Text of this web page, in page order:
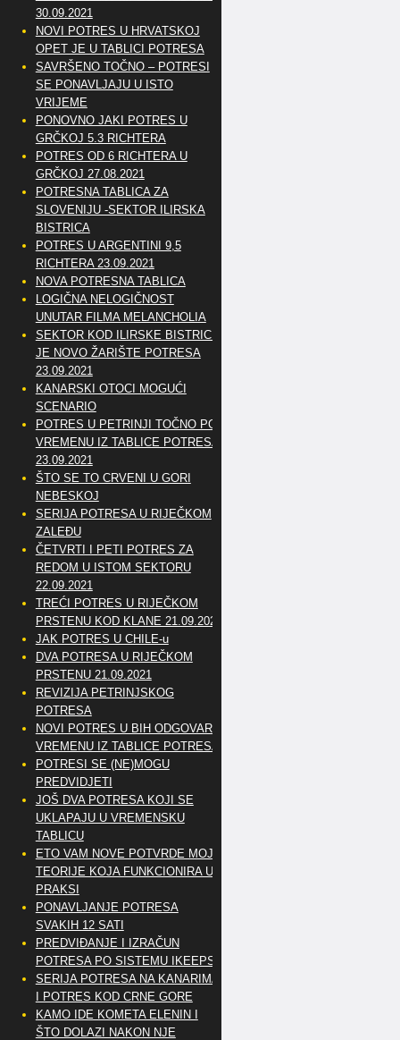
30.09.2021
NOVI POTRES U HRVATSKOJ
OPET JE U TABLICI POTRESA
SAVRŠENO TOČNO – POTRESI
SE PONAVLJAJU U ISTO
VRIJEME
PONOVNO JAKI POTRES U
GRČKOJ 5.3 RICHTERA
POTRES OD 6 RICHTERA U
GRČKOJ 27.08.2021
POTRESNA TABLICA ZA
SLOVENIJU -SEKTOR ILIRSKA
BISTRICA
POTRES U ARGENTINI 9,5
RICHTERA 23.09.2021
NOVA POTRESNA TABLICA
LOGIČNA NELOGIČNOST
UNUTAR FILMA MELANCHOLIA
SEKTOR KOD ILIRSKE BISTRICE
JE NOVO ŽARIŠTE POTRESA
23.09.2021
KANARSKI OTOCI MOGUĆI
SCENARIO
POTRES U PETRINJI TOČNO PO
VREMENU IZ TABLICE POTRESA
23.09.2021
ŠTO SE TO CRVENI U GORI
NEBESKOJ
SERIJA POTRESA U RIJEČKOM
ZALEĐU
ČETVRTI I PETI POTRES ZA
REDOM U ISTOM SEKTORU
22.09.2021
TREĆI POTRES U RIJEČKOM
PRSTENU KOD KLANE 21.09.2021
JAK POTRES U CHILE-u
DVA POTRESA U RIJEČKOM
PRSTENU 21.09.2021
REVIZIJA PETRINJSKOG
POTRESA
NOVI POTRES U BIH ODGOVARA
VREMENU IZ TABLICE POTRESA
POTRESI SE (NE)MOGU
PREDVIDJETI
JOŠ DVA POTRESA KOJI SE
UKLAPAJU U VREMENSKU
TABLICU
ETO VAM NOVE POTVRDE MOJE
TEORIJE KOJA FUNKCIONIRA U
PRAKSI
PONAVLJANJE POTRESA
SVAKIH 12 SATI
PREDVIĐANJE I IZRAČUN
POTRESA PO SISTEMU IKEEPS
SERIJA POTRESA NA KANARIMA
I POTRES KOD CRNE GORE
KAMO IDE KOMETA ELENIN I
ŠTO DOLAZI NAKON NJE